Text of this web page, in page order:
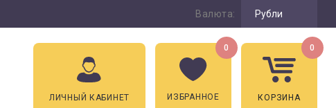
Валюта: Рубли
ЛИЧНЫЙ КАБИНЕТ ИЗБРАННОЕ
0
КОРЗИНА
0